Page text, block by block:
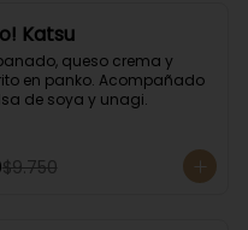
Katsu
queso crema y
en panko. Acompañado
de soya y unagi.
$9.750